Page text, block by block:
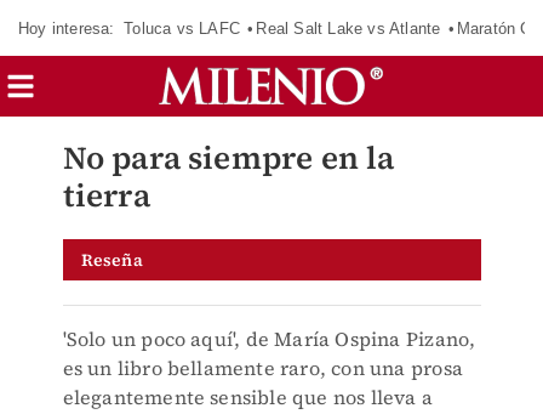
Hoy interesa: Toluca vs LAFC Real Salt Lake vs Atlante Maratón
No para siempre en la
tierra
Reseña
'Solo un poco aquí', de María Ospina Pizano,
es un libro bellamente raro, con una prosa
elegantemente sensible que nos lleva a